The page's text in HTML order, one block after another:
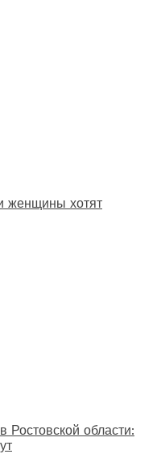
женщины хотят
Ростовской области: